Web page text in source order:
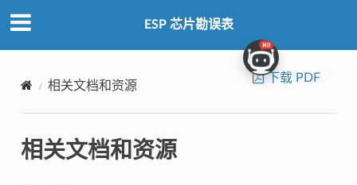
ESP 芯片勘误表
相关文档和资源
下载 PDF
相关文档和资源